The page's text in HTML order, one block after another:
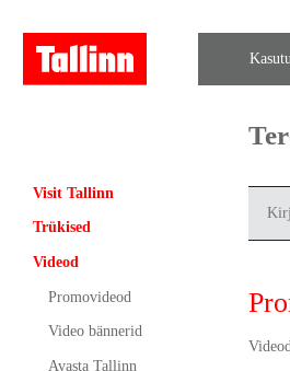
Visit Tallinn
Trükised
Videod
Promovideod
Video bännerid
Avasta Tallinn
Videod